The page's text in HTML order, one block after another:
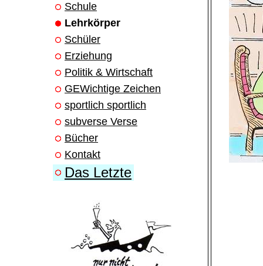
Schule
Lehrkörper
Schüler
Erziehung
Politik & Wirtschaft
GEWichtige Zeichen
sportlich sportlich
subverse Verse
Bücher
Kontakt
Das Letzte